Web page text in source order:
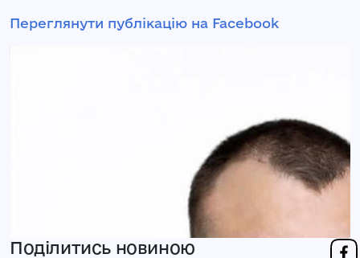
Переглянути публікацію на Facebook
Поділитись новиною